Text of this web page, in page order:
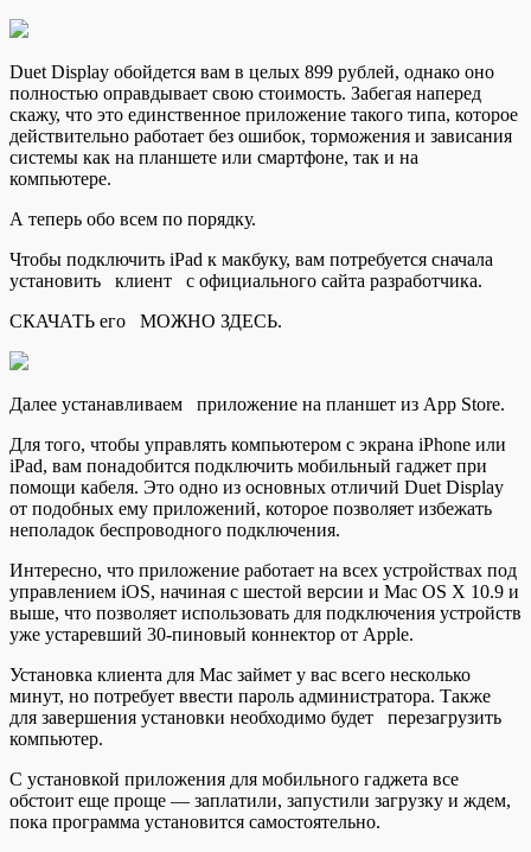
Duet Display обойдется вам в целых 899 рублей, однако оно
полностью оправдывает свою стоимость. Забегая наперед
скажу, что это единственное приложение такого типа, которое
действительно работает без ошибок, торможения и зависания
системы как на планшете или смартфоне, так и на
компьютере.
А теперь обо всем по порядку.
Чтобы подключить iPad к макбуку, вам потребуется сначала
установить клиент с официального сайта разработчика.
СКАЧАТЬ его МОЖНО ЗДЕСЬ.
Далее устанавливаем приложение на планшет из App Store.
Для того, чтобы управлять компьютером с экрана iPhone или
iPad, вам понадобится подключить мобильный гаджет при
помощи кабеля. Это одно из основных отличий Duet Display
от подобных ему приложений, которое позволяет избежать
неполадок беспроводного подключения.
Интересно, что приложение работает на всех устройствах под
управлением iOS, начиная с шестой версии и Mac OS X 10.9 и
выше, что позволяет использовать для подключения устройств
уже устаревший 30-пиновый коннектор от Apple.
Установка клиента для Мас займет у вас всего несколько
минут, но потребует ввести пароль администратора. Также
для завершения установки необходимо будет перезагрузить
компьютер.
С установкой приложения для мобильного гаджета все
обстоит еще проще — заплатили, запустили загрузку и ждем,
пока программа установится самостоятельно.